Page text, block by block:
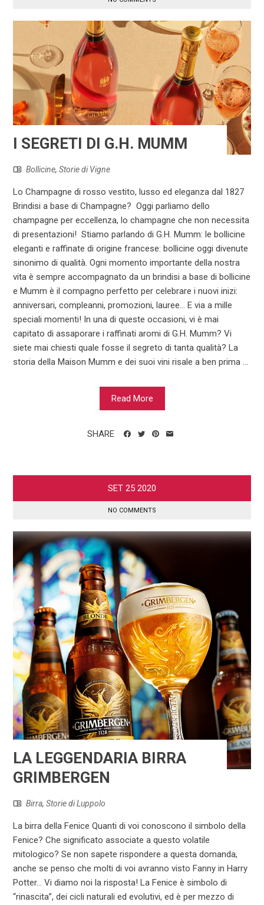
I SEGRETI DI G.H. MUMM
Bollicine,Storie di Vigne
Lo Champagne di rosso vestito, lusso ed eleganza dal 1827
Brindisi a base di Champagne? Oggi parliamo dello
champagne per eccellenza, lo champagne che non necessita
di presentazioni! Stiamo parlando di G.H. Mumm: le bollicine
eleganti e raffinate di origine francese: bollicine oggi divenute
sinonimo di qualità. Ogni momento importante della nostra
vita è sempre accompagnato da un brindisi a base di bollicine
e Mumm è il compagno perfetto per celebrare i nuovi inizi:
anniversari, compleanni, promozioni, lauree… E via a mille
speciali momenti! In una di queste occasioni, vi è mai
capitato di assaporare i raffinati aromi di G.H. Mumm? Vi
siete mai chiesti quale fosse il segreto di tanta qualità? La
storia della Maison Mumm e dei suoi vini risale a ben prima ...
Read More
SHARE
SET 25 2020
NO COMMENTS
LA LEGGENDARIA BIRRA
GRIMBERGEN
Birra,Storie di Luppolo
La birra della Fenice Quanti di voi conoscono il simbolo della
Fenice? Che significato associate a questo volatile
mitologico? Se non sapete rispondere a questa domanda,
anche se penso che molti di voi avranno visto Fanny in Harry
Potter… Vi diamo noi la risposta! La Fenice è simbolo di
“rinascita”, dei cicli naturali ed evolutivi, ed è per mezzo di